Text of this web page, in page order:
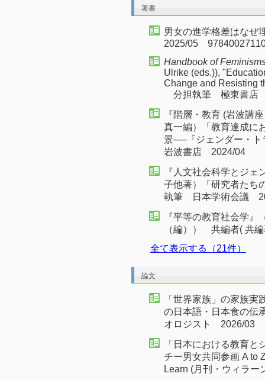
著書
男女の進学格差はな
2025/05
Handbook of
Ulrike (eds.)),
Change and Resisting
分担執筆 極東書店
『階層・教育 (岩波講
真一編）「教育達成に
景──『ジェンダー・
岩波書店 2024/04
『人文社会科学とジ
子他著）「研究者たち
執筆 日本学術会議
『平等の教育社会学
（編）） 共編者( 共
全て表示する（21件）
論文
「世界家族」の家族
の日本語・日本食の
オロジスト 2026/03
「日本における教育
チー男女共同参画 A
Learn (月刊・ウィラ